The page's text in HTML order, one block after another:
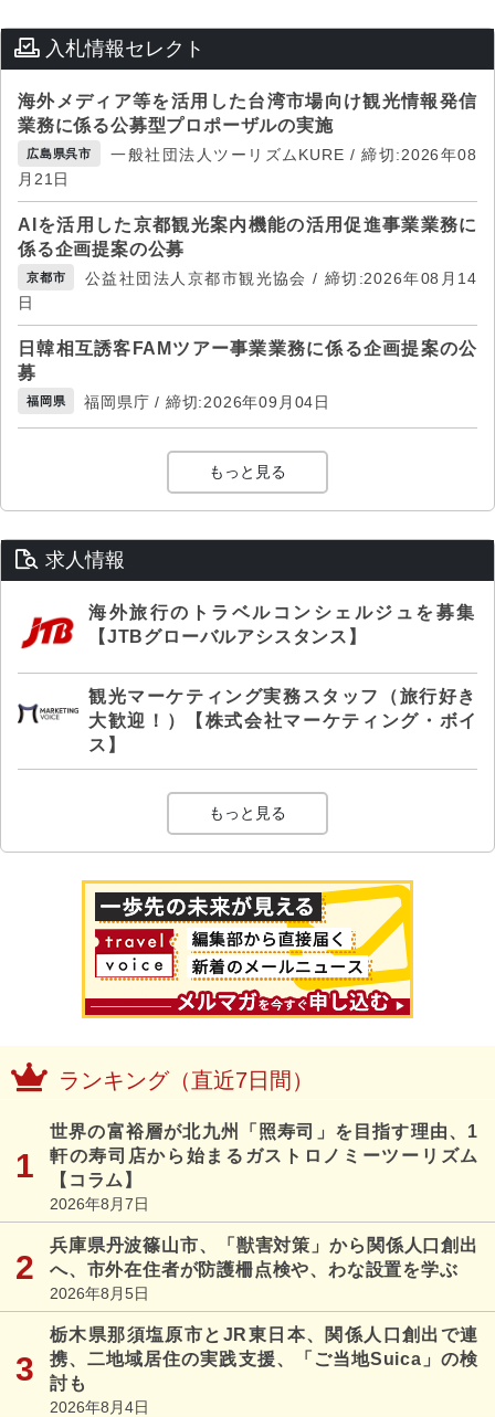
入札情報セレクト
海外メディア等を活用した台湾市場向け観光情報発信
業務に係る公募型プロポーザルの実施
広島県呉市
一般社団法人ツーリズムKURE / 締切:2026年08
月21日
AIを活用した京都観光案内機能の活用促進事業業務に
係る企画提案の公募
京都市
公益社団法人京都市観光協会 / 締切:2026年08月14
日
日韓相互誘客FAMツアー事業業務に係る企画提案の公
募
福岡県 福岡県庁 / 締切:2026年09月04日
もっと見る
求人情報
海外旅行のトラベルコンシェルジュを募集
【JTBグローバルアシスタンス】
観光マーケティング実務スタッフ（旅行好き
大歓迎！）【株式会社マーケティング・ボイ
ス】
もっと見る
ランキング（直近7日間）
世界の富裕層が北九州「照寿司」を目指す理由、1
軒の寿司店から始まるガストロノミーツーリズム
【コラム】
2026年8月7日
兵庫県丹波篠山市、「獣害対策」から関係人口創出
へ、市外在住者が防護柵点検や、わな設置を学ぶ
2026年8月5日
栃木県那須塩原市とJR東日本、関係人口創出で連
携、二地域居住の実践支援、「ご当地Suica」の検
討も
2026年8月4日